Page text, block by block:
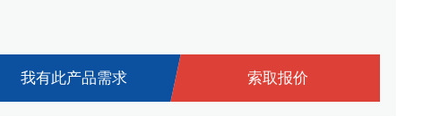
我有此产品需求 索取报价